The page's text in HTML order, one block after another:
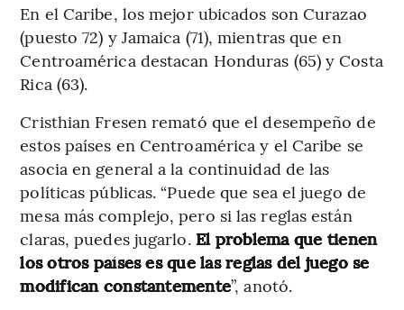
En el Caribe, los mejor ubicados son Curazao
(puesto 72) y Jamaica (71), mientras que en
Centroamérica destacan Honduras (65) y Costa
Rica (63).
Cristhian Fresen remató que el desempeño de
estos países en Centroamérica y el Caribe se
asocia en general a la continuidad de las
políticas públicas. “Puede que sea el juego de
mesa más complejo, pero si las reglas están
claras, puedes jugarlo.El problema que tienen
los otros países es que las reglas del juego se
modifican constantemente”, anotó.